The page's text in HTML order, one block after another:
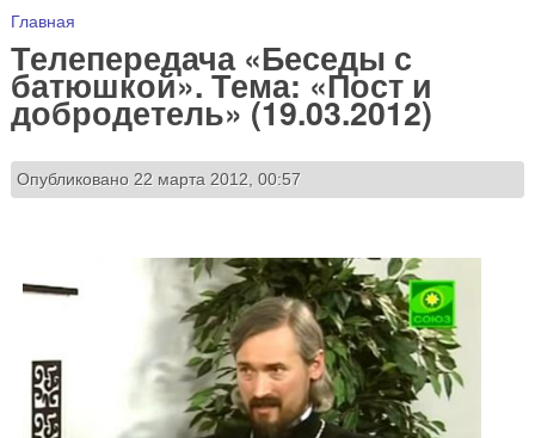
Вы здесь
Главная
Телепередача «Беседы с
батюшкой». Тема: «Пост и
добродетель» (19.03.2012)
Опубликовано 22 марта 2012, 00:57